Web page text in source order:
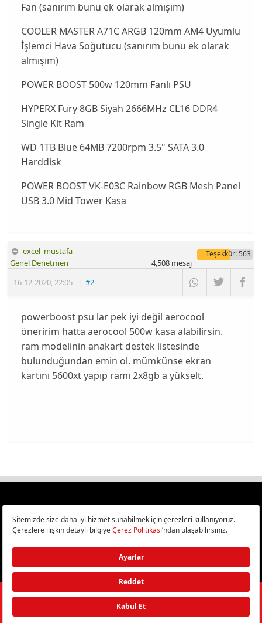
Fan (sanırım bunu ek olarak almışım)
COOLER MASTER A71C ARGB 120mm AM4 Uyumlu
İşlemci Hava Soğutucu (sanırım bunu ek olarak
almışım)
POWER BOOST 500w 120mm Fanlı PSU
HYPERX Fury 8GB Siyah 2666MHz CL16 DDR4
Single Kit Ram
WD 1TB Blue 64MB 7200rpm 3.5" SATA 3.0
Harddisk
POWER BOOST VK-E03C Rainbow RGB Mesh Panel
USB 3.0 Mid Tower Kasa
excel_mustafa
16-12-2020,22:05 |#2
Genel Denetmen
Teşekkür: 563
4,508mesaj
powerboost psu lar pek iyi değil aerocool
öneririm hatta aerocool 500w kasa alabilirsin.
ram modelinin anakart destek listesinde
bulunduğundan emin ol. mümkünse ekran
kartını 5600xt yapıp ramı 2x8gb a yükselt.
Türkiye
Bilişim ve Teknoloji Haberleri CHIP Online’da!
©2026Doğan Burda Dergi Yayıncılık ve Pazarlama A.Ş./ Tüm hakları
saklıdır.